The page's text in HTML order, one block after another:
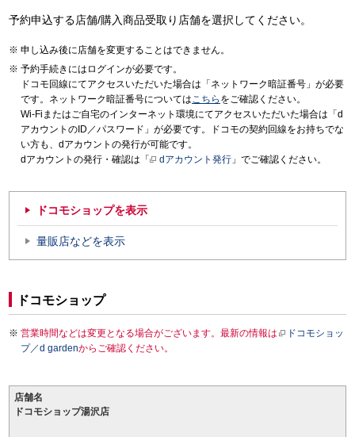
予約申込する店舗/購入商品受取り店舗を選択してください。
申し込み後に店舗を変更することはできません。
予約手続きにはログインが必要です。
ドコモ回線にてアクセスいただいた場合は「ネットワーク暗証番号」が必要
です。ネットワーク暗証番号についてはこちら をご確認ください。
Wi-Fiまたはご自宅のインターネット環境にてアクセスいただいた場合は「d
アカウントのID／パスワード」が必要です。ドコモの契約回線をお持ちでな
い方も、dアカウントの発行が可能です。
dアカウントの発行・確認は「
dアカウント発行 」でご確認ください。
ドコモショップを表示
量販店などを表示
ドコモショップ
営業時間などは変更となる場合がございます。最新の情報は
ドコモショッ
プ／d gardenからご確認ください。
店舗名
ドコモショップ湯沢店